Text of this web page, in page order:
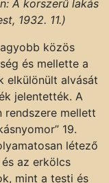
A korszerű lakás
1932. 11.)
közös
és mellette a
elkülönült alvását
jelentették. A
rendszere mellett
19.
létező
az erkölcs
mint a testi és